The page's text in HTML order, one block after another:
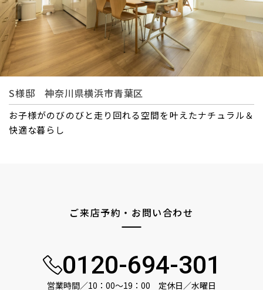
S様邸 神奈川県横浜市青葉区
お子様がのびのびと走り回れる空間を叶えたナチュラル＆
快適な暮らし
ご来店予約・お問い合わせ
0120-694-301
営業時間／10：00〜19：00 定休日／水曜日